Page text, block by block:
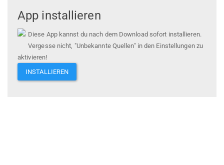
App installieren
Diese App kannst du nach dem Download sofort installieren.
Vergesse nicht, "Unbekannte Quellen" in den Einstellungen zu
aktivieren!
INSTALLIEREN